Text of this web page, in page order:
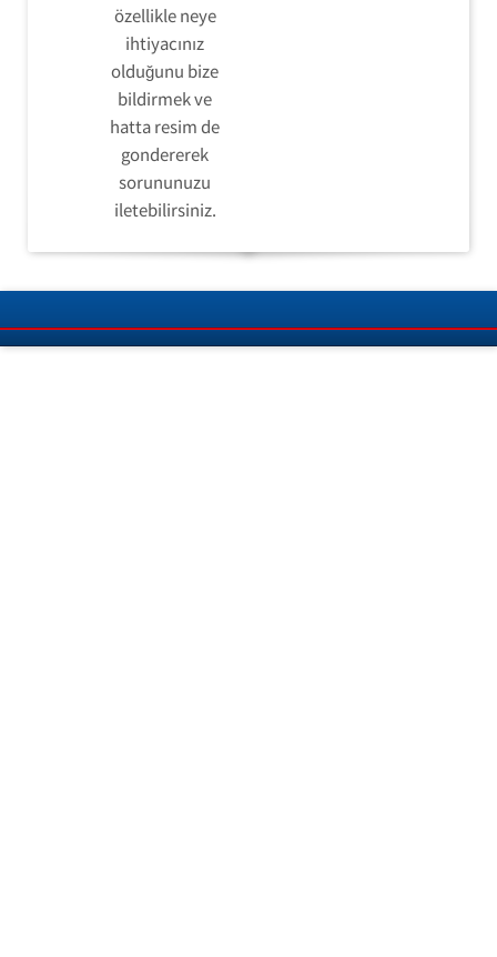
özellikle neye
ihtiyacınız
olduğunu bize
bildirmek ve
hatta resim de
gondererek
sorununuzu
iletebilirsiniz.